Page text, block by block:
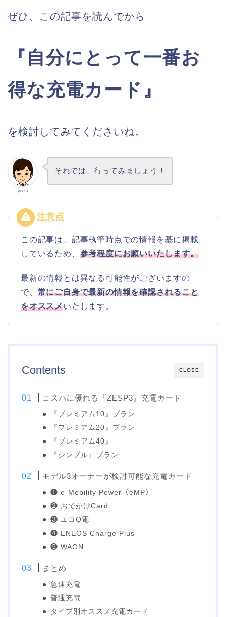
ぜひ、この記事を読んでから
『自分にとって一番お
得な充電カード』
を検討してみてくださいね。
yo-ta
それでは、行ってみましょう！
この記事は、記事執筆時点での情報を基に掲載
しているため、 参考程度にお願いいたします。
最新の情報とは異なる可能性がございますの
で、 常にご自身で最新の情報を確認されること
をオススメいたします。
CLOSE
Contents
コスパに優れる『ZESP3』充電カード
『プレミアム10』プラン
『プレミアム20』プラン
『プレミアム40』
『シンプル』プラン
モデル3オーナーが検討可能な充電カード
❶ e-Mobility Power（eMP）
❷ おでかけCard
❸ エコQ電
❹ ENEOS Charge Plus
❺ WAON
まとめ
急速充電
普通充電
タイプ別オススメ充電カード